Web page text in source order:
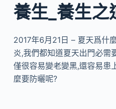
養生_養生之
2017年6月21日 – 夏天爲什
炎,我們都知道夏天出門必需
僅很容易變老變黑,還容易患
麼要防曬呢?